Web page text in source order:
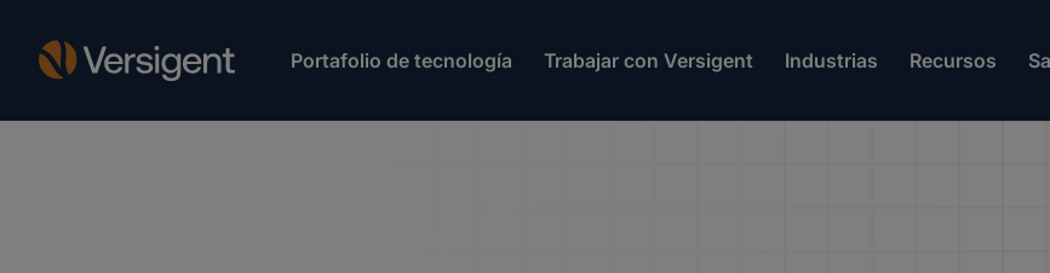
Portafolio de tecnología Trabajar con Versigent Industrias Recursos